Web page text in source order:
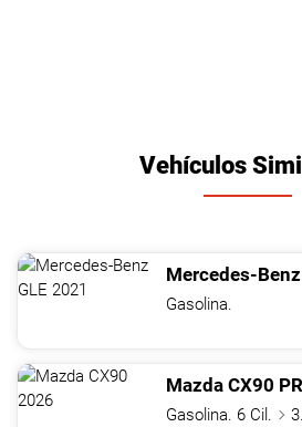
Vehículos
Mercedes-Benz
Gasolina.
Mazda CX90
Gasolina. 6 Cil.